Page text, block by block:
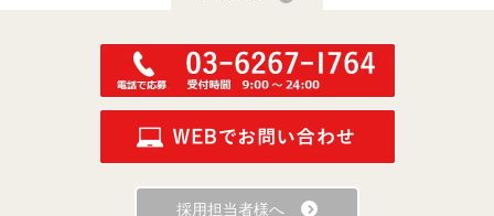
採用担当者様へ